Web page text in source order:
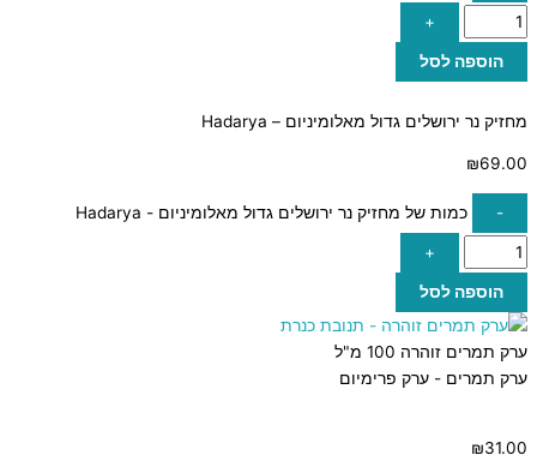
+
הוספה לסל
מחזיק נר ירושלים גדול מאלומיניום – Hadarya
₪69.00
- כמות של מחזיק נר ירושלים גדול מאלומיניום - Hadarya
+
הוספה לסל
ערק תמרים זוהרה 100 מ"ל
ערק תמרים - ערק פרימיום
₪31.00